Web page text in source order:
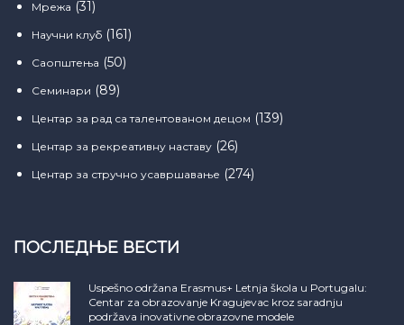
Мрежа (31)
Научни клуб (161)
Саопштења (50)
Семинари (89)
Центар за рад са талентованом децом (139)
Центар за рекреативну наставу (26)
Центар за стручно усавршавање (274)
ПОСЛЕДЊЕ ВЕСТИ
Uspešno održana Erasmus+ Letnja škola u Portugalu:
Centar za obrazovanje Kragujevac kroz saradnju
podržava inovativne obrazovne modele